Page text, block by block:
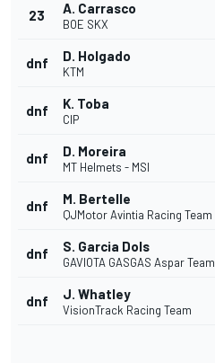
23 A. Carrasco
BOE SKX
dnf D. Holgado
KTM
dnf K. Toba
CIP
dnf D. Moreira
MT Helmets - MSI
dnf M. Bertelle
QJMotor Avintia Racing Team
dnf S. Garcia Dols
GAVIOTA GASGAS Aspar Team
dnf J. Whatley
VisionTrack Racing Team